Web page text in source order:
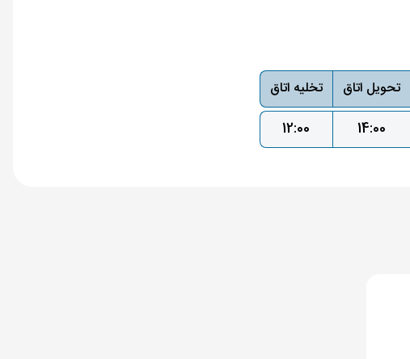
تحویل اتاق
تخلیه اتاق
14:00
12:00